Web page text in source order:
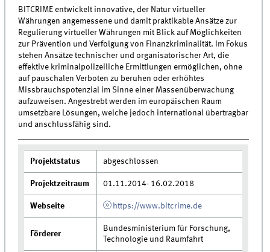
BITCRIME entwickelt innovative, der Natur virtueller
Währungen angemessene und damit praktikable Ansätze zur
Regulierung virtueller Währungen mit Blick auf Möglichkeiten
zur Prävention und Verfolgung von Finanzkriminalität. Im Fokus
stehen Ansätze technischer und organisatorischer Art, die
effektive kriminalpolizeiliche Ermittlungen ermöglichen, ohne
auf pauschalen Verboten zu beruhen oder erhöhtes
Missbrauchspotenzial im Sinne einer Massenüberwachung
aufzuweisen. Angestrebt werden im europäischen Raum
umsetzbare Lösungen, welche jedoch international übertragbar
und anschlussfähig sind.
Projektstatus abgeschlossen
Projektzeitraum 01.11.2014- 16.02.2018
Webseite https://www.bitcrime.de
Förderer
Bundesministerium für Forschung,
Technologie und Raumfahrt